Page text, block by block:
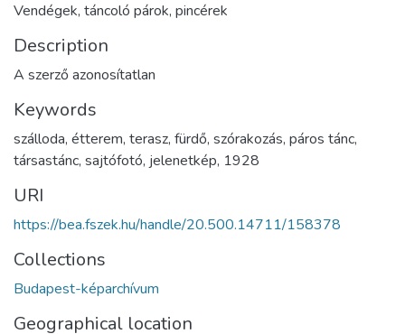
Vendégek, táncoló párok, pincérek
Description
A szerző azonosítatlan
Keywords
szálloda, étterem, terasz, fürdő, szórakozás, páros tánc,
társastánc, sajtófotó, jelenetkép, 1928
URI
https://bea.fszek.hu/handle/20.500.14711/158378
Collections
Budapest-képarchívum
Geographical location